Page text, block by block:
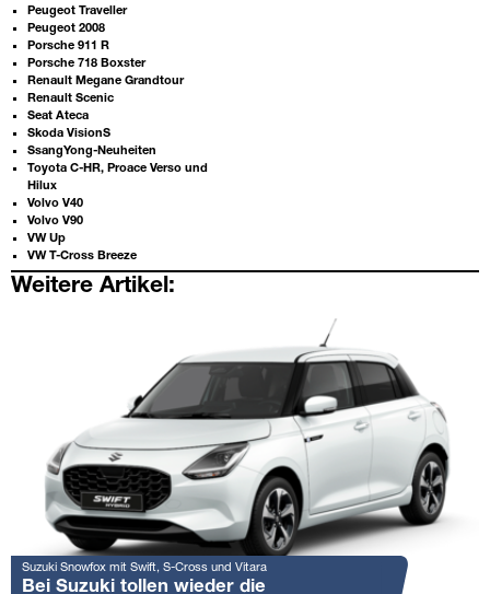
Peugeot Traveller
Peugeot 2008
Porsche 911 R
Porsche 718 Boxster
Renault Megane Grandtour
Renault Scenic
Seat Ateca
Skoda VisionS
SsangYong-Neuheiten
Toyota C-HR, Proace Verso und
Hilux
Volvo V40
Volvo V90
VW Up
VW T-Cross Breeze
Weitere Artikel:
Suzuki Snowfox mit Swift, S-Cross und Vitara
Bei Suzuki tollen wieder die